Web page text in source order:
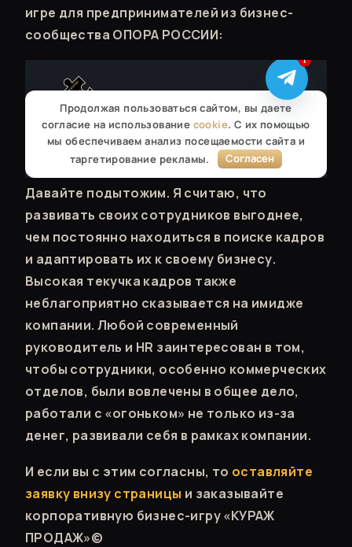
игре для предпринимателей из бизнес-
сообщества ОПОРА РОССИИ:
Давайте подытожим. Я считаю, что
развивать своих сотрудников выгоднее,
чем постоянно находиться в поиске кадров
и адаптировать их к своему бизнесу.
Высокая текучка кадров также
неблагоприятно сказывается на имидже
компании. Любой современный
руководитель и HR заинтересован в том,
чтобы сотрудники, особенно коммерческих
отделов, были вовлечены в общее дело,
работали с «огоньком» не только из-за
денег, развивали себя в рамках компании.
И если вы с этим согласны, то оставляйте
заявку внизу страницы и заказывайте
корпоративную бизнес-игру «КУРАЖ
ПРОДАЖ»©